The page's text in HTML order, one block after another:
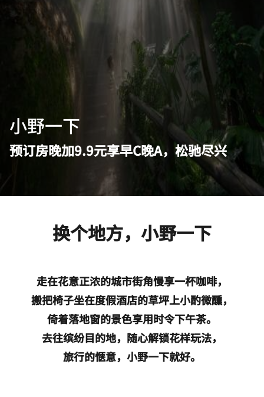
小野一下
预订房晚加9.9元享早C晚A，松驰尽兴
换个地方，小野一下
走在花意正浓的城市街角慢享一杯咖啡，
搬把椅子坐在度假酒店的草坪上小酌微醺，
倚着落地窗的景色享用时令下午茶。
去往缤纷目的地，随心解锁花样玩法，
旅行的惬意，小野一下就好。